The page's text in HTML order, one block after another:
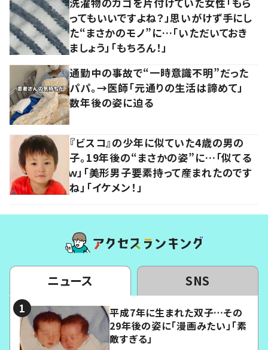
ってもいいですよね？」思いがけず手にし
た“まさかのモノ”に…「いただいておき
ましょう」「もちろん！」
通勤中の事故で“一時意識不明”だった
パパ。→医師「元通りの生活は諦めて」
数年後の姿に迫る
『ビスコ』の少年に似ていた4歳の男の
子。19年後の“まさかの姿”に…「似てる
ｗ」「美形男子要素持って産まれたのです
ね」「イケメン！」
ニュース SNS
平成7年に生まれた双子…その
29年後の姿に「漫画みたい」「素
敵すぎる」